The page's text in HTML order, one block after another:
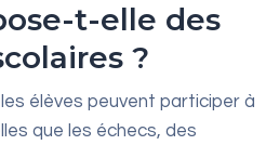
t-elle des
?
élèves peuvent participer à
que les échecs, des